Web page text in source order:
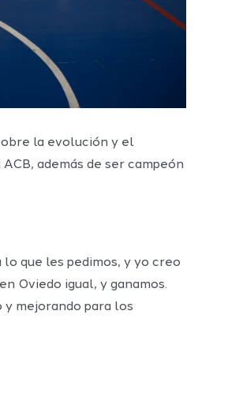
la evolución y el
además de ser campeón
lo que les pedimos, y yo creo
Oviedo igual, y ganamos.
y mejorando para los